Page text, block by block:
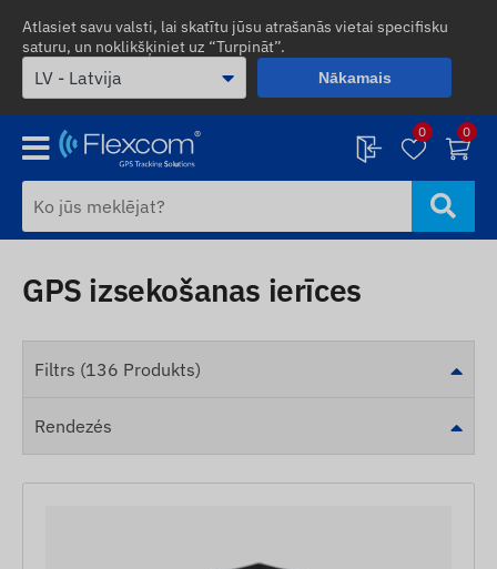
Atlasiet savu valsti, lai skatītu jūsu atrašanās vietai specifisku
saturu, un noklikšķiniet uz “Turpināt”.
Nākamais
0 0
GPS izsekošanas ierīces
Filtrs (136 Produkts)
Rendezés